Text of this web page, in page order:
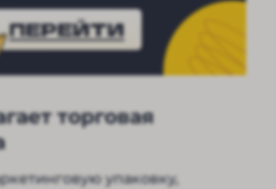
ПЕРЕЙТИ
торговая
упаковку,